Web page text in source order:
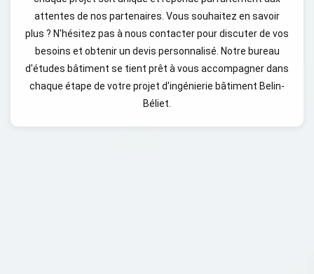
attentes de nos partenaires. Vous souhaitez en savoir
plus ? N'hésitez pas à nous contacter pour discuter de vos
besoins et obtenir un devis personnalisé. Notre bureau
d'études bâtiment se tient prêt à vous accompagner dans
chaque étape de votre projet d'ingénierie bâtiment Belin-
Béliet.